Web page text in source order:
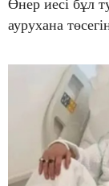
Өнер иесі бұл
аурухана